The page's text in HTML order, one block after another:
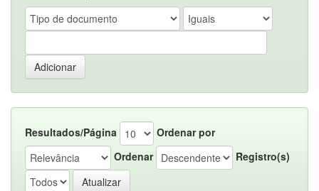
Resultados/Página
Ordenar por
Ordenar
Registro(s)